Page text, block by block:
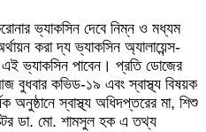
ভ্যাকসিন দেবে নিম্ন ও মধ্যম
করা দ্য ভ্যাকসিন অ্যালায়েন্স-
ভ্যাকসিন পাবেন। প্রতি ডোজের
কভিড-১৯ এবং স্বাস্থ্য বিষয়ক
অনুষ্ঠানে স্বাস্থ্য অধিদপ্তরের মা, শিশু
ডা. মো. শামসুল হক এ তথ্য